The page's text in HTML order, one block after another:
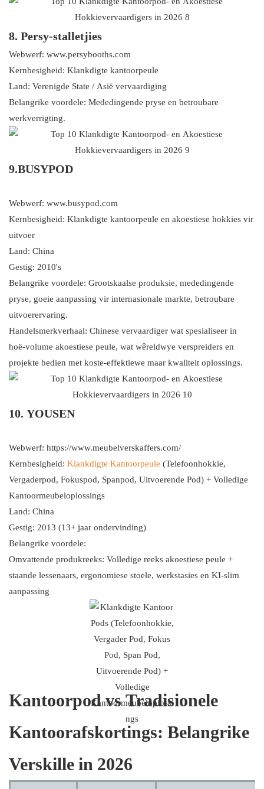
8. Persy-stalletjies
Webwerf: www.persybooths.com
Kernbesigheid: Klankdigte kantoorpeule
Land: Verenigde State / Asië vervaardiging
Belangrike voordele: Mededingende pryse en betroubare
werkverrigting.
9.BUSYPOD
Webwerf: www.busypod.com
Kernbesigheid: Klankdigte kantoorpeule en akoestiese hokkies vir
uitvoer
Land: China
Gestig: 2010's
Belangrike voordele: Grootskaalse produksie, mededingende
pryse, goeie aanpassing vir internasionale markte, betroubare
uitvoerervaring.
Handelsmerkverhaal: Chinese vervaardiger wat spesialiseer in
hoë-volume akoestiese peule, wat wêreldwye verspreiders en
projekte bedien met koste-effektiewe maar kwaliteit oplossings.
10. YOUSEN
Webwerf: https://www.meubelverskaffers.com/
Kernbesigheid: Klankdigte Kantoorpeule (Telefoonhokkie,
Vergaderpod, Fokuspod, Spanpod, Uitvoerende Pod) + Volledige
Kantoormeubeloplossings
Land: China
Gestig: 2013 (13+ jaar ondervinding)
Belangrike voordele:
Omvattende produkreeks: Volledige reeks akoestiese peule +
staande lessenaars, ergonomiese stoele, werkstasies en KI-slim
aanpassing
Kantoorpod vs Tradisionele
Kantoorafskortings: Belangrike
Verskille in 2026